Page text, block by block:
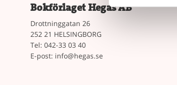
Bokförlaget Hegas AB
Drottninggatan 26
252 21 HELSINGBORG
Tel: 042-33 03 40
E-post: info@hegas.se